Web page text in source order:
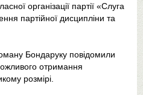
організації партії «Слуга
партійної дисципліни та
Бондаруку повідомили
отримання
розмірі.